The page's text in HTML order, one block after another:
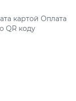
картой Оплата
QR коду